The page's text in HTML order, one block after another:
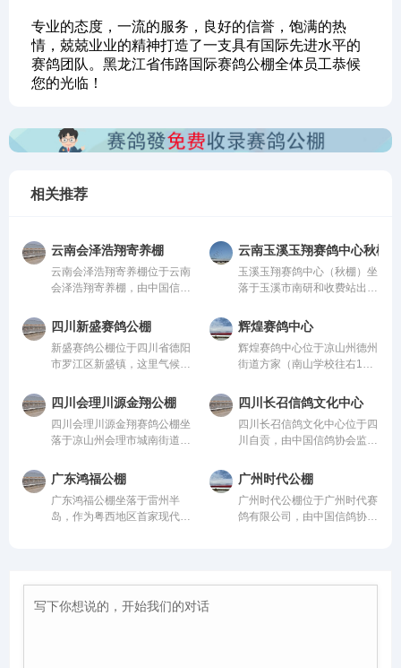
专业的态度，一流的服务，良好的信誉，饱满的热
情，兢兢业业的精神打造了一支具有国际先进水平的
赛鸽团队。黑龙江省伟路国际赛鸽公棚全体员工恭候
您的光临！
相关推荐
云南会泽浩翔寄养棚
云南会泽浩翔寄养棚位于云南
会泽浩翔寄养棚，由中国信鸽
内先进、科学合理的设计方案
进行建设，采用一体化钢架结
构，公棚长200米，宽28米，
高15米，可容纳20000多羽赛
均达到业内领先水平，为广大
鸽友创造一个心神向往的赛鸽
净地。
云南玉溪玉翔赛鸽中心秋棚
玉溪玉翔赛鸽中心（秋棚）坐
落于玉溪市南研和收费站出口
内，总占地面积36000平方，
鸽棚总长168米，高19.8米，
宽26米；晒棚宽6米，赛鸽用
餐区宽8米，赛鸽休息区39
纳赛鸽24000羽，园区规模位
列云南省前列。
四川新盛赛鸽公棚
新盛赛鸽公棚位于四川省德阳
市罗江区新盛镇，这里气候温
赛环境，是专为广大鸽友打造
的专业赛鸽竞技平台。公棚总
占地面积70余亩，主棚长218
米、宽28米，可容纳赛鸽2.5
喂食区和赛飞活动区等。
辉煌赛鸽中心
辉煌赛鸽中心位于凉山州德州
街道方家（南山学校往右1公
管。该公棚以国际、国内先
进、科学合理的设计方案进行
建设，采用一体化钢架结构，
公棚长200米，宽28米，高15
从配件设施到饲养团队，均达
到业内领先水平，为广大鸽友
创造一个心神向往的赛鸽净
地。
四川会理川源金翔公棚
四川会理川源金翔赛鸽公棚坐
落于凉山州会理市城南街道五
然氧吧，距城区仅4公里，
108国道直达，交通便捷。公
棚周边无高压线遮挡，视野开
阔、生态优越，是赛鸽饲养、
四川长召信鸽文化中心
四川长召信鸽文化中心位于四
川自贡，由中国信鸽协会监
进、科学合理的设计方案进行
建设，采用一体化钢架结构，
公棚长200米，宽28米，高15
米，可容纳20000多羽赛鸽。
地。
广东鸿福公棚
广东鸿福公棚坐落于雷州半
岛，作为粤西地区首家现代化
米、高18米，主体鸽舍宏大
广州时代公棚
广州时代公棚位于广州时代赛
鸽有限公司，由中国信鸽协会